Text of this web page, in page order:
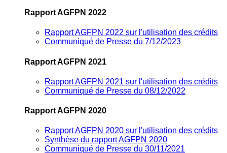
Rapport AGFPN 2022
Rapport AGFPN 2022 sur l'utilisation des crédits
Communiqué de Presse du 7/12/2023
Rapport AGFPN 2021
Rapport AGFPN 2021 sur l'utilisation des crédits
Communiqué de Presse du 08/12/2022
Rapport AGFPN 2020
Rapport AGFPN 2020 sur l'utilisation des crédits
Synthèse du rapport AGFPN 2020
Communiqué de Presse du 30/11/2021